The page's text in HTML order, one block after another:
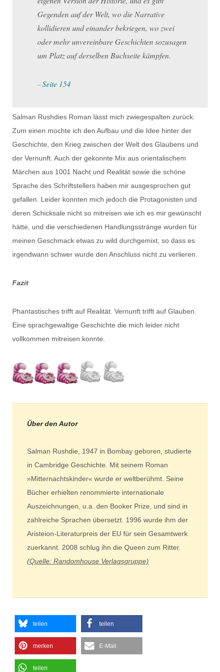
Gegenden auf der Welt, wo die Narrative
kollidieren und einander bekriegen, wo zwei
oder mehr unvereinbare Geschichten sozusagen
um Platz auf derselben Buchseite kämpfen.
Seite 154
Salman Rushdies Roman lässt mich zwiegespalten zurück.
Zum einen mochte ich den Aufbau und die Idee hinter der
Geschichte, den Krieg zwischen der Welt des Glaubens und
der Vernunft. Auch der gekonnte Mix aus orientalischem
Märchen aus 1001 Nacht und Realität sowie die schöne
Sprache des Schriftstellers haben mir ausgesprochen gut
gefallen. Leider konnten mich jedoch die Protagonisten und
deren Schicksale nicht so mitreisen wie ich es mir gewünscht
hätte, und die verschiedenen Handlungsstränge wurden für
meinen Geschmack etwas zu wild durchgemixt, so dass es
irgendwann schwer wurde den Anschluss nicht zu verlieren.
Fazit
Phantastisches trifft auf Realität. Vernunft trifft auf Glauben.
Eine sprachgewaltige Geschichte die mich leider nicht
vollkommen mitreisen konnte.
Über den Autor
Salman Rushdie, 1947 in Bombay geboren, studierte
in Cambridge Geschichte. Mit seinem Roman
»Mitternachtskinder« wurde er weltberühmt. Seine
Bücher erhielten renommierte internationale
Auszeichnungen, u.a. den Booker Prize, und sind in
zahlreiche Sprachen übersetzt. 1996 wurde ihm der
Aristeion-Literaturpreis der EU für sein Gesamtwerk
zuerkannt. 2008 schlug ihn die Queen zum Ritter.
(Quelle: Randomhouse Verlagsgruppe)
teilen teilen
merken E-Mail
teilen